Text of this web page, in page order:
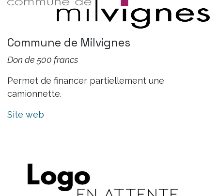
Commune de Milvignes
Don de 500 francs
Permet de financer partiellement une
camionnette.
Site web